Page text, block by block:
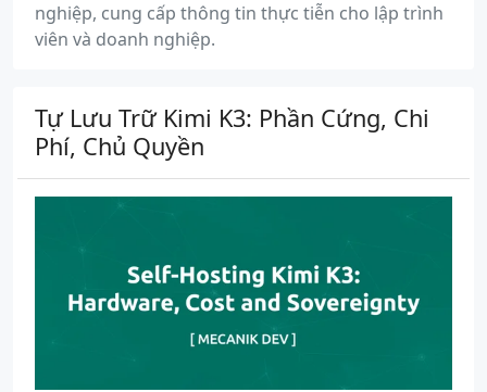
nghiệp, cung cấp thông tin thực tiễn cho lập trình
viên và doanh nghiệp.
Tự Lưu Trữ Kimi K3: Phần Cứng, Chi
Phí, Chủ Quyền